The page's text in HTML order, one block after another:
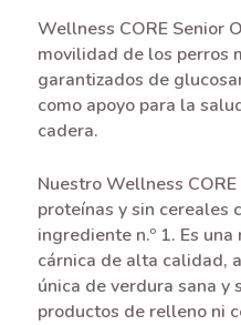
Wellness CORE Senior
movilidad de los perros
garantizados de
como apoyo para la
cadera.
Nuestro Wellness
proteínas y sin cereales
ingrediente n.º 1. Es
cárnica de alta calidad,
única de verdura sana y
productos de relleno ni